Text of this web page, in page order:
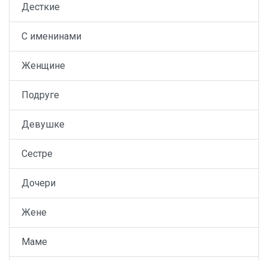
Десткие
С именинами
Женщине
Подруге
Девушке
Сестре
Дочери
Жене
Маме